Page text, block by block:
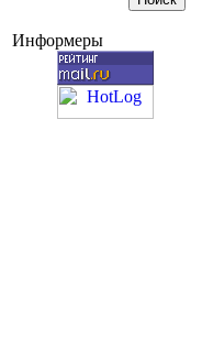
Информеры